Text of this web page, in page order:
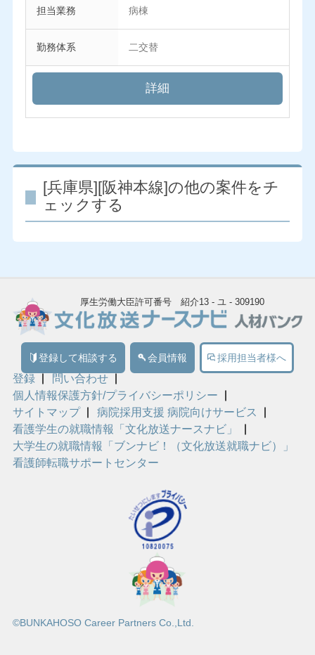
担当業務 病棟
勤務体系 二交替
詳細
[兵庫県][阪神本線]の他の案件をチ
ェックする
厚生労働大臣許可番号 紹介13 - ユ - 309190
登録して相談する 会員情報 採用担当者様へ
登録
問い合わせ
個人情報保護方針/プライバシーポリシー
サイトマップ
病院採用支援 病院向けサービス
看護学生の就職情報「文化放送ナースナビ」
大学生の就職情報「ブンナビ！（文化放送就職ナビ）」
看護師転職サポートセンター
©BUNKAHOSO Career Partners Co.,Ltd.